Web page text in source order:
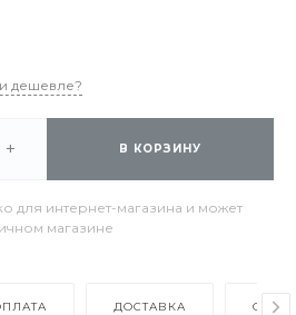
дешевле?
+ В КОРЗИНУ
для интернет-магазина и может
магазине
ДОСТАВКА